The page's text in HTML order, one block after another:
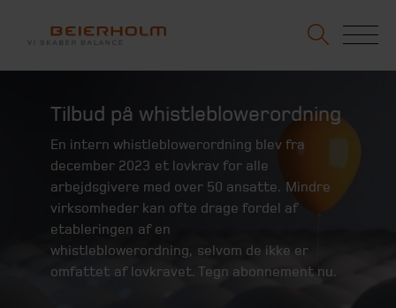
Tilbud på whistleblowerordning
En intern whistleblowerordning blev fra
december 2023 et lovkrav for alle
arbejdsgivere med over 50 ansatte. Mindre
virksomheder kan ofte drage fordel af
etableringen af en
whistleblowerordning, selvom de ikke er
omfattet af lovkravet. Tegn abonnement nu.